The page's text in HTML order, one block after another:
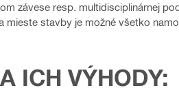
závese resp. multidisciplinárnej
mieste stavby je možné všetko
ICH VÝHODY: